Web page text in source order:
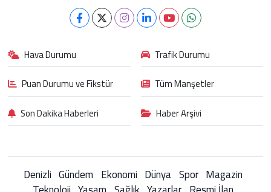
Hava Durumu
Trafik Durumu
Puan Durumu ve Fikstür
Tüm Manşetler
Son Dakika Haberleri
Haber Arşivi
Denizli Gündem Ekonomi Dünya Spor Magazin